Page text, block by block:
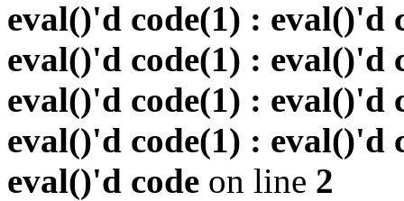
eval()'d code(1) : eval()'d
eval()'d code(1) : eval()'d
eval()'d code(1) : eval()'d
eval()'d code(1) : eval()'d
eval()'d code on line 2